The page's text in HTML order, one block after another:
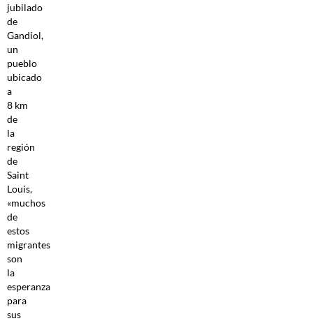
jubilado
de
Gandiol,
un
pueblo
ubicado
a
8 km
de
la
región
de
Saint
Louis,
«muchos
de
estos
migrantes
son
la
esperanza
para
sus